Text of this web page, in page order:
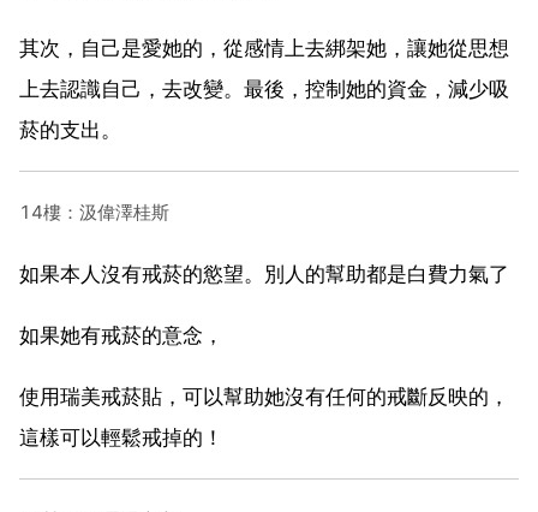
其次，自己是愛她的，從感情上去綁架她，讓她從思想
上去認識自己，去改變。最後，控制她的資金，減少吸
菸的支出。
14樓：汲偉澤桂斯
如果本人沒有戒菸的慾望。別人的幫助都是白費力氣了
如果她有戒菸的意念，
使用瑞美戒菸貼，可以幫助她沒有任何的戒斷反映的，
這樣可以輕鬆戒掉的！